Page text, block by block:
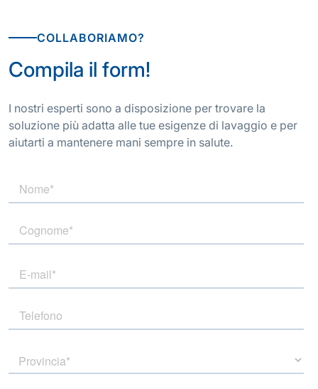
COLLABORIAMO?
Compila il form!
I nostri esperti sono a disposizione per trovare la
soluzione più adatta alle tue esigenze di lavaggio e per
aiutarti a mantenere mani sempre in salute.